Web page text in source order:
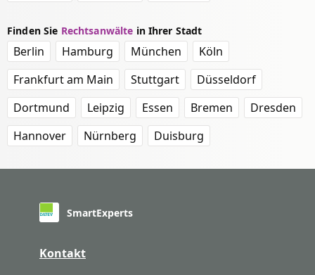
Finden Sie Rechtsanwälte in Ihrer Stadt
Berlin Hamburg München
Köln
Frankfurt am Main
Stuttgart
Düsseldorf
Dortmund
Leipzig Essen Bremen
Dresden
Hannover
Nürnberg Duisburg
SmartExperts
Kontakt